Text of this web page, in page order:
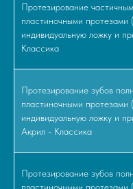
Протезирование
пластиночными протезами
индивидуальную ложку и
Классика
Протезирование зубов
пластиночными протезами
индивидуальную ложку и
Акрил - Классика
Протезирование зубов